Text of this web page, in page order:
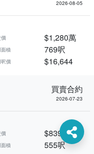
2026-08-05
價 $1,280萬
積 769呎
價 $16,644
買賣合約
2026-07-23
價 $839萬
積 555呎